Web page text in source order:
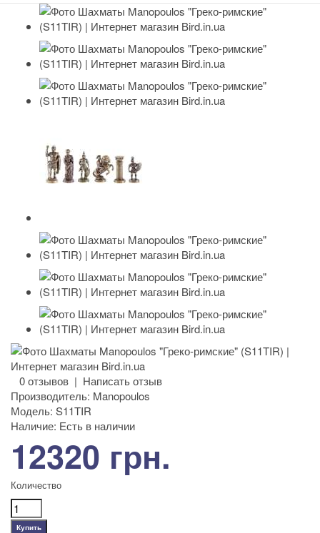
0 отзывов | Написать отзыв
Производитель: Manopoulos
Модель: S11TIR
Наличие: Есть в наличии
12320 грн.
Количество